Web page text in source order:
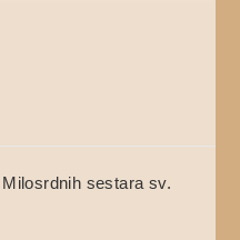
sestara sv.